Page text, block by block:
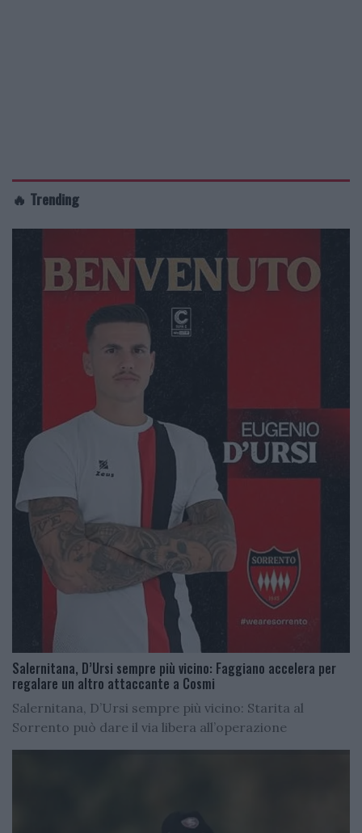
🔥 Trending
Salernitana, D’Ursi sempre più vicino: Faggiano accelera per
regalare un altro attaccante a Cosmi
Salernitana, D’Ursi sempre più vicino: Starita al
Sorrento può dare il via libera all’operazione